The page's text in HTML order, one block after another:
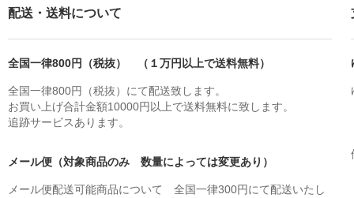
配送・送料について
全国一律800円（税抜） （１万円以上で送料無料）
全国一律800円（税抜）にて配送致します。
お買い上げ合計金額10000円以上で送料無料に致します。
追跡サービスあります。
メール便（対象商品のみ 数量によっては変更あり）
メール便配送可能商品について 全国一律300円にて配送いたし